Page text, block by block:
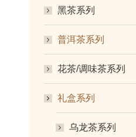
黑茶系列
普洱茶系列
花茶/调味茶系列
礼盒系列
乌龙茶系列